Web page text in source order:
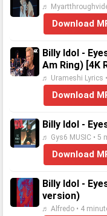
♬
Download
Billy Idol -
Am Ring) [4K
♬ Urameshi Lyrics
Download
Billy Idol -
♬ Gys6 MUSIC • 5
Download
Billy Idol -
version)
♬ Alfredo • 4